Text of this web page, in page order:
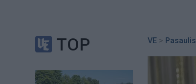
TOP VE > Pasaulis